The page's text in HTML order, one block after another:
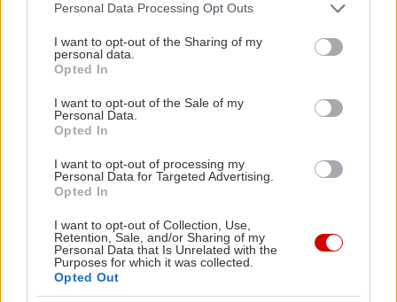
Please note that this website/app uses one or more Google
not limited to your visit or usage behaviour. You may click to
grant or deny consent to Google and its third-party tags to
use your data for below specified purposes in below Google
consent section.
Personal Data Processing Opt Outs
I want to opt-out of the Sharing of my
personal data.
Opted In
I want to opt-out of the Sale of my
Personal Data.
Opted In
I want to opt-out of processing my
Personal Data for Targeted Advertising.
Opted In
I want to opt-out of Collection, Use,
Retention, Sale, and/or Sharing of my
Personal Data that Is Unrelated with the
Purposes for which it was collected.
Opted Out
Η Μεγάλη Άμμος, η μεγαλύτερη παραλία του
την αποθεώνει κάθε καλοκαίρι. Τα πεντακάθαρα,
γαλαζοπράσινα νερά της σε προκαλούν για
ατελείωτες βουτιές και εξερεύνηση του πλούσιου